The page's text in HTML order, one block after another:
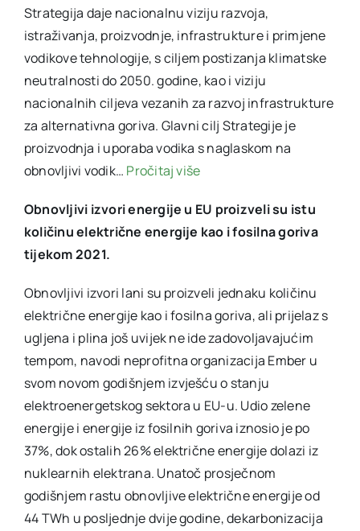
Strategija daje nacionalnu viziju razvoja,
istraživanja, proizvodnje, infrastrukture i primjene
vodikove tehnologije, s ciljem postizanja klimatske
neutralnosti do 2050. godine, kao i viziju
nacionalnih ciljeva vezanih za razvoj infrastrukture
za alternativna goriva. Glavni cilj Strategije je
proizvodnja i uporaba vodika s naglaskom na
obnovljivi vodik… Pročitaj više
Obnovljivi izvori energije u EU proizveli su istu
količinu električne energije kao i fosilna goriva
tijekom 2021.
Obnovljivi izvori lani su proizveli jednaku količinu
električne energije kao i fosilna goriva, ali prijelaz s
ugljena i plina još uvijek ne ide zadovoljavajućim
tempom, navodi neprofitna organizacija Ember u
svom novom godišnjem izvješću o stanju
elektroenergetskog sektora u EU-u. Udio zelene
energije i energije iz fosilnih goriva iznosio je po
37%, dok ostalih 26% električne energije dolazi iz
nuklearnih elektrana. Unatoč prosječnom
godišnjem rastu obnovljive električne energije od
44 TWh u posljednje dvije godine, dekarbonizacija